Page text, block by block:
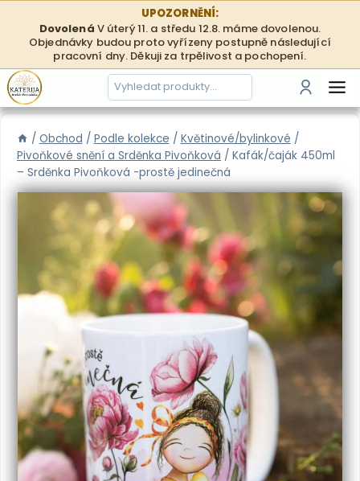
obsah
UPOZORNĚNÍ:
Dovolená V úterý 11. a středu 12.8. máme dovolenou.
Objednávky budou proto vyřízeny postupně následující
pracovní dny. Děkuji za trpělivost a pochopení.
Hledání
/ Obchod / Podle kolekce / Květinové/bylinkové /
Pivoňkové snění a Srděnka Pivoňková / Kafák/čaják 450ml
– Srděnka Pivoňková -prostě jedinečná